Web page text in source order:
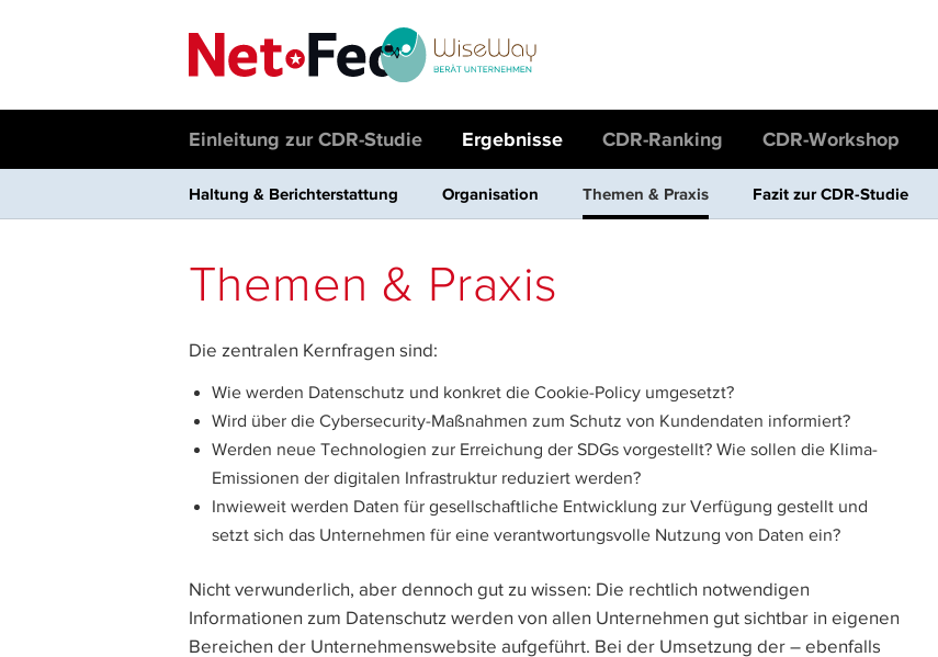
Einleitung zur CDR-Studie Ergebnisse
Haltung & Berichterstattung Organisation Themen & Praxis Fazit zur CDR-Studie
CDR-Ranking CDR-Workshop
Themen & Praxis
Die zentralen Kernfragen sind:
Wie werden Datenschutz und konkret die Cookie-Policy umgesetzt?
Wird über die Cybersecurity-Maßnahmen zum Schutz von Kundendaten informiert?
Werden neue Technologien zur Erreichung der SDGs vorgestellt? Wie sollen die Klima-
Emissionen der digitalen Infrastruktur reduziert werden?
Inwieweit werden Daten für gesellschaftliche Entwicklung zur Verfügung gestellt und
setzt sich das Unternehmen für eine verantwortungsvolle Nutzung von Daten ein?
Nicht verwunderlich, aber dennoch gut zu wissen: Die rechtlich notwendigen
Informationen zum Datenschutz werden von allen Unternehmen gut sichtbar in eigenen
Bereichen der Unternehmenswebsite aufgeführt. Bei der Umsetzung der – ebenfalls